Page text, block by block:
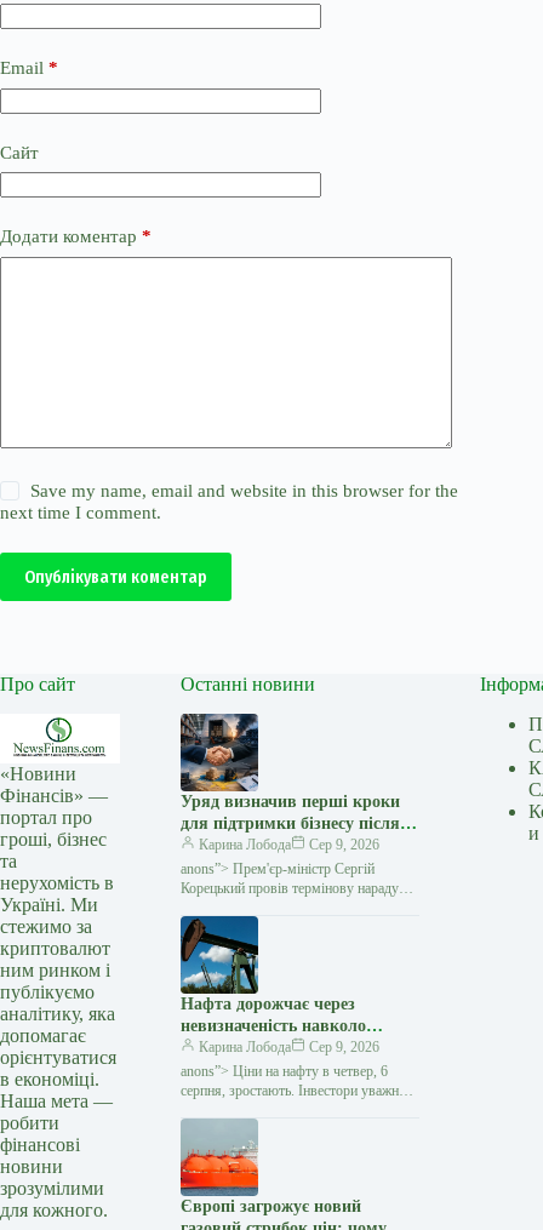
Email *
Сайт
Додати коментар *
Save my name, email and website in this browser for the
next time I comment.
Опублікувати коментар
Про сайт
«Новини
Фінансів» —
портал про
гроші, бізнес
та
нерухомість в
Україні. Ми
стежимо за
криптовалют
ним ринком і
публікуємо
аналітику, яка
допомагає
орієнтуватися
в економіці.
Наша мета —
робити
фінансові
новини
зрозумілими
для кожного.
Останні новини
Уряд визначив перші кроки
для підтримки бізнесу після
російських атак — Мінфін
Карина Лобода
Сер 9, 2026
anons”> Прем'єр-міністр Сергій
Корецький провів термінову нараду
та логістичних компаній після серії
російських ударів
Нафта дорожчає через
невизначеність навколо
переговорів Ірану та Оману
— Мінфін
Карина Лобода
Сер 9, 2026
anons”> Ціни на нафту в четвер, 6
серпня, зростають. Інвестори уважно
судноплавства через Ормузьку
протоку,
Європі загрожує новий
и